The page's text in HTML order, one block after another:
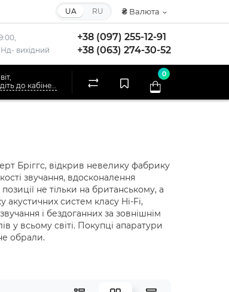
₴ Валюта
UA RU
вихідний
+38 (097) 255-12-91
+38 (063) 274-30-52
увійдіть до кабінету
0
Бріггс, відкрив невелику фабрику
звучання, вдосконалення
не тільки на британському, а
акустичних систем класу Hi-Fi,
і бездоганних за зовнішнім
у всьому світі. Покупці апаратури
обрали.